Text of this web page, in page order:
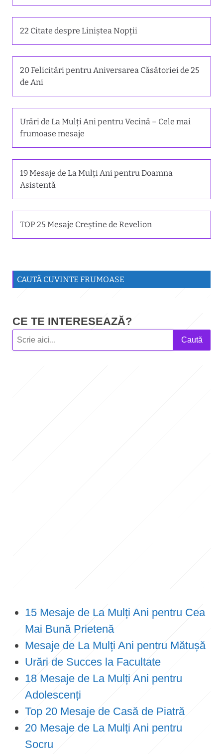
22 Citate despre Liniștea Nopții
20 Felicitări pentru Aniversarea Căsătoriei de 25
de Ani
Urări de La Mulți Ani pentru Vecină – Cele mai
frumoase mesaje
19 Mesaje de La Mulți Ani pentru Doamna
Asistentă
TOP 25 Mesaje Creștine de Revelion
CAUTĂ CUVINTE FRUMOASE
CE TE INTERESEAZĂ?
Caută
15 Mesaje de La Mulți Ani pentru Cea
Mai Bună Prietenă
Mesaje de La Mulți Ani pentru Mătușă
Urări de Succes la Facultate
18 Mesaje de La Mulți Ani pentru
Adolescenți
Top 20 Mesaje de Casă de Piatră
20 Mesaje de La Mulți Ani pentru
Socru